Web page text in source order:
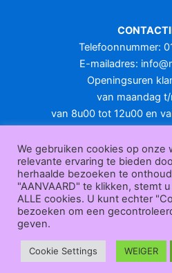
optie
op
Telefoonnummer:
E-mailadres:
Openingsuren
van maandag
van 8u00 tot 12u00 en
Over
ons|Bedrijfsgegevens| F.A.Q.|
ending | Retourneren|
ederverkoop|
Algemene voorwaarden
Maxisafety.nl
We gebruiken cookies op onze
relevante ervaring te bieden
herhaalde bezoeken te
"AANVAARD" te klikken, stemt
ALLE cookies. U kunt echter
bezoeken om een
geven.
Cookie Settings WEIGER